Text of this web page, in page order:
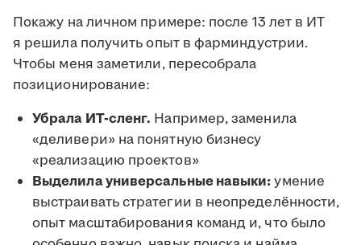
Покажу на личном примере: после 13 лет в ИТ
я решила получить опыт в фарминдустрии.
Чтобы меня заметили, пересобрала
позиционирование:
Убрала ИТ-сленг. Например, заменила
«деливери» на понятную бизнесу
«реализацию проектов»
Выделила универсальные навыки:умение
выстраивать стратегии в неопределённости,
опыт масштабирования команд и, что было